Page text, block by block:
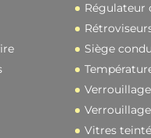
Régulateur
Siège
Vitres